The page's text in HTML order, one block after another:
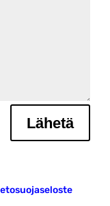
Lähetä